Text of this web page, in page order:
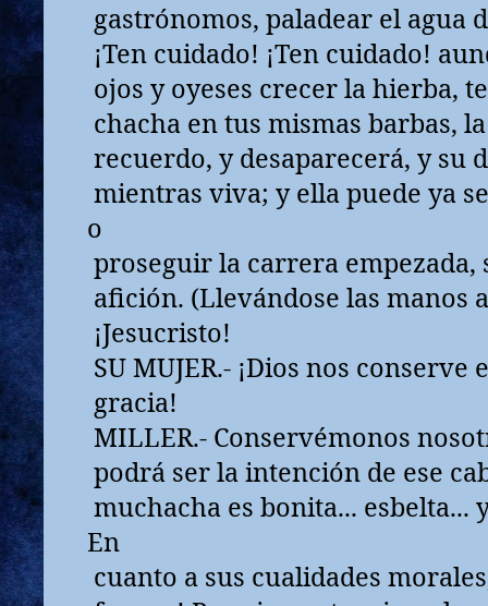
gastrónomos, paladear el agua
¡Ten cuidado! ¡Ten cuidado!
ojos y oyeses crecer la hierba,
chacha en tus mismas barbas,
recuerdo, y desaparecerá, y su
mientras viva; y ella puede ya
o
proseguir la carrera empezada,
afición. (Llevándose las manos
¡Jesucristo!
SU MUJER.- ¡Dios nos conserve
gracia!
MILLER.- Conservémonos
podrá ser la intención de ese
muchacha es bonita... esbelta...
En
cuanto a sus cualidades